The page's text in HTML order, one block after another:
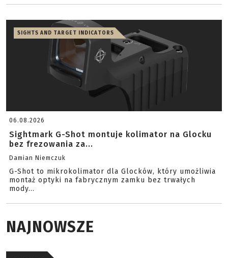
SIGHTS AND TARGET INDICATORS
06.08.2026
Sightmark G-Shot montuje kolimator na Glocku
bez frezowania za...
Damian Niemczuk
G-Shot to mikrokolimator dla Glocków, który umożliwia
montaż optyki na fabrycznym zamku bez trwałych
mody...
NAJNOWSZE